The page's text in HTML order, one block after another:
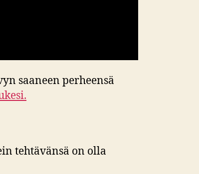
saaneen perheensä
tehtävänsä on olla